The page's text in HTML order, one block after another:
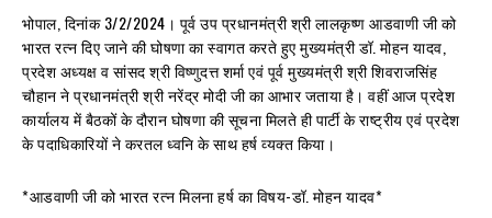
भोपाल, दिनांक 3/2/2024। पूर्व उप प्रधानमंत्री श्री लालकृष्ण आडवाणी जी को
भारत रत्न दिए जाने की घोषणा का स्वागत करते हुए मुख्यमंत्री डॉ. मोहन यादव,
प्रदेश अध्यक्ष व सांसद श्री विष्णुदत्त शर्मा एवं पूर्व मुख्यमंत्री श्री शिवराजसिंह
चौहान ने प्रधानमंत्री श्री नरेंद्र मोदी जी का आभार जताया है। वहीं आज प्रदेश
कार्यालय में बैठकों के दौरान घोषणा की सूचना मिलते ही पार्टी के राष्ट्रीय एवं प्रदेश
के पदाधिकारियों ने करतल ध्वनि के साथ हर्ष व्यक्त किया।
*आडवाणी जी को भारत रत्न मिलना हर्ष का विषय-डॉ. मोहन यादव*